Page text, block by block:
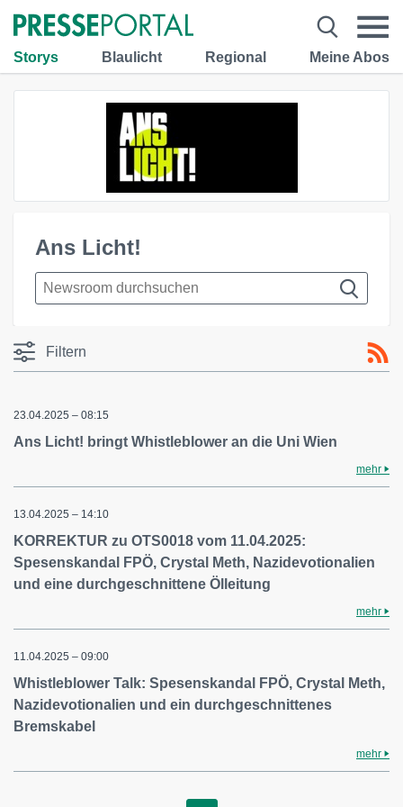
Storys Blaulicht Regional Meine Abos
Ans Licht!
Filtern
23.04.2025 – 08:15
Ans Licht! bringt Whistleblower an die Uni Wien
mehr
13.04.2025 – 14:10
KORREKTUR zu OTS0018 vom 11.04.2025:
Spesenskandal FPÖ, Crystal Meth, Nazidevotionalien
und eine durchgeschnittene Ölleitung
mehr
11.04.2025 – 09:00
Whistleblower Talk: Spesenskandal FPÖ, Crystal Meth,
Nazidevotionalien und ein durchgeschnittenes
Bremskabel
mehr